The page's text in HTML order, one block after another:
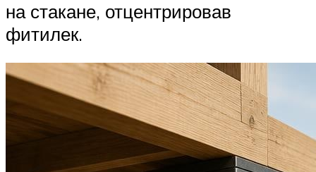
на стакане, отцентрировав
фитилек.